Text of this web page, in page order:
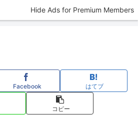
Hide Ads for Premium Members
Facebook はてブ
コピー